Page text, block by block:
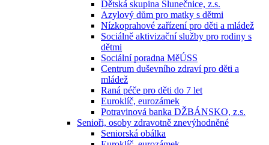
Dětská skupina Slunečnice, z.s.
Azylový dům pro matky s dětmi
Nízkoprahové zařízení pro děti a mládež
Sociálně aktivizační služby pro rodiny s
dětmi
Sociální poradna MěÚSS
Centrum duševního zdraví pro děti a
mládež
Raná péče pro děti do 7 let
Euroklíč, eurozámek
Potravinová banka DŽBÁNSKO, z.s.
Senioři, osoby zdravotně znevýhodněné
Seniorská obálka